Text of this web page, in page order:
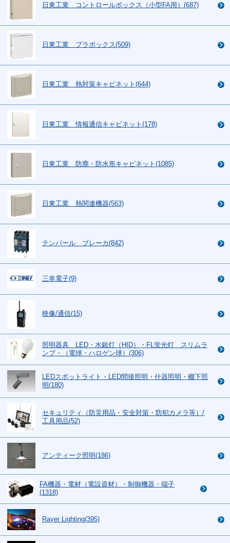
日東工業 コントロールボックス（小型FA用）(687)
日東工業 プラボックス(509)
日東工業 熱対策キャビネット(644)
日東工業 情報通信キャビネット(178)
日東工業 防塵・防水形キャビネット(1085)
日東工業 熱関連機器(563)
テンパール ブレーカ(842)
三幸電子(9)
映像/通信(15)
照明器具 LED・水銀灯（HID）・FL蛍光灯 スリムラ
ンプ・（電球・ハロゲン球）(306)
LEDスポットライト・LED間接照明・什器照明・棚下照
明(180)
セキュリティ（防災用品・安全対策・防犯カメラ等）/
工具用品(52)
アンティーク照明(186)
FA機器・電材（電設資材）・制御機器・端子
(1318)
Rayer Lighting(395)